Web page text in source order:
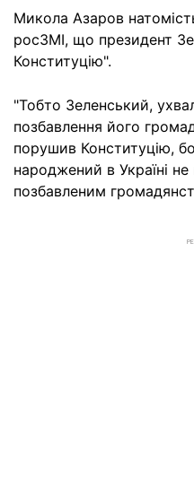
Микола Азаров
росЗМІ, що президент
Конституцію".
"Тобто Зеленський,
позбавлення його
порушив Конституцію,
народжений в Україні
позбавленим